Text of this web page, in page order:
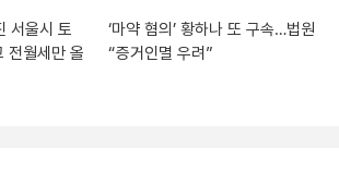
서울시 토
전월세만 올
‘마약 혐의’ 황하나 또 구속…법원
“증거인멸 우려”